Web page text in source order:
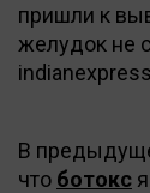
пришли к
желудок не
В
что ботокс